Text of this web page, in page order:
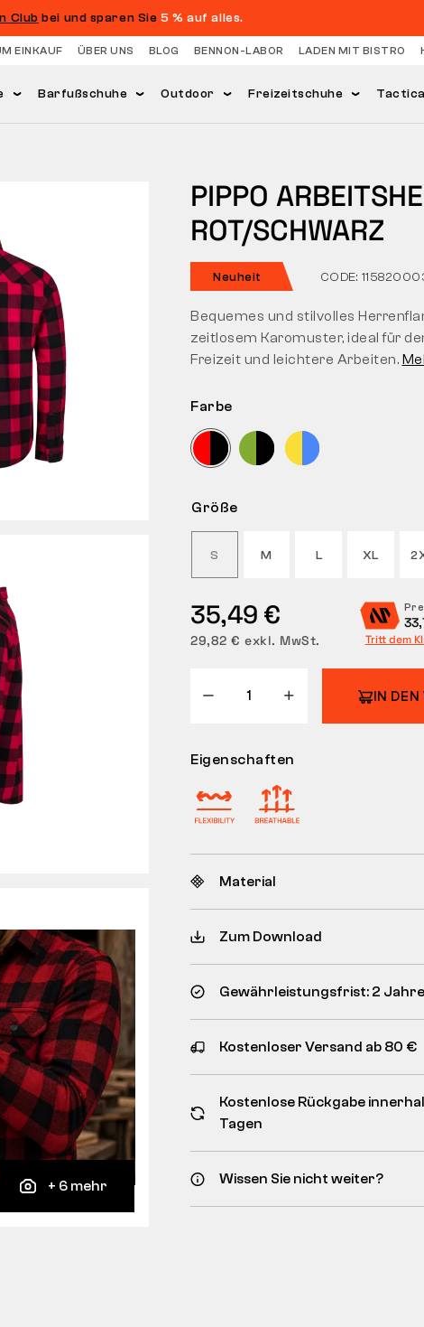
Club bei und sparen Sie 5 % auf alles.
EINKAUF ÜBER UNS BLOG BENNON-LABOR LADEN MIT BISTRO
Barfußschuhe Outdoor Freizeitschuhe
+ 6 mehr
PIPPO
ROT/SCHWARZ
Neuheit CODE:
Farbe
Größe
S M L XL
35,49 €
29,82 € exkl. MwSt. Tritt dem
IN
Eigenschaften
Bequemes und stilvolles
zeitlosem Karomuster, ideal für
Freizeit und leichtere Arbeiten.
Material
Zum Download
Gewährleistungsfrist: 2 Jahre
Kostenloser Versand ab 80 €
Kostenlose Rückgabe
Tagen
Wissen Sie nicht weiter?